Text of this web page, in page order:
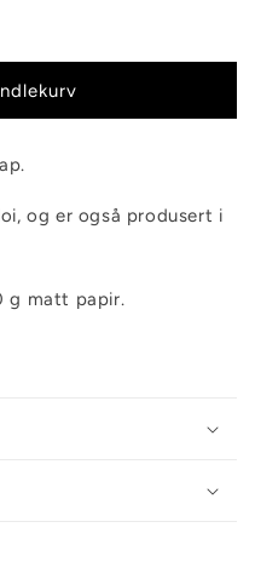
og er også produsert i
g matt papir.